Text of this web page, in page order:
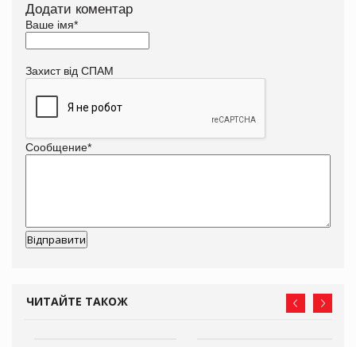
Додати коментар
Ваше імя*
Захист від СПАМ
Сообщение*
ЧИТАЙТЕ ТАКОЖ